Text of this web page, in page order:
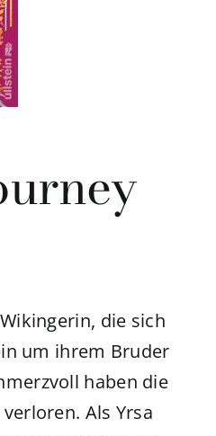
die sich
um ihrem Bruder
haben die
Als Yrsa